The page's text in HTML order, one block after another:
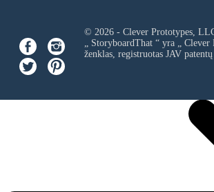
© 2026 - Clever Prototypes,
„ StoryboardThat “ yra „ Clever
ženklas, registruotas JAV